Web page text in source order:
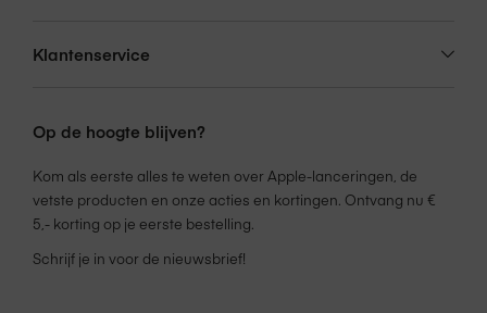
Klantenservice
Op de hoogte blijven?
Kom als eerste alles te weten over Apple-lanceringen, de
vetste producten en onze acties en kortingen. Ontvang nu €
5,- korting op je eerste bestelling.
Schrijf je in voor de nieuwsbrief!